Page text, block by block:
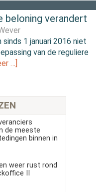
beloning verandert
sinds 1 januari 2016 niet
van de reguliere
…]
de meeste
binnen in
weer rust rond
II